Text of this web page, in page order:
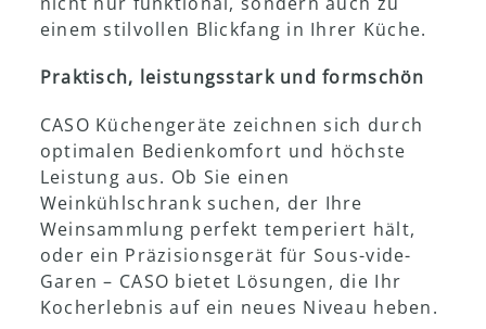
Ausstellungsraum
einem stilvollen Blickfang in Ihrer Küche.
Praktisch, leistungsstark und formschön
CASO Küchengeräte zeichnen sich durch
optimalen Bedienkomfort und höchste
Leistung aus. Ob Sie einen
Weinkühlschrank suchen, der Ihre
Weinsammlung perfekt temperiert hält,
oder ein Präzisionsgerät für Sous-vide-
Garen – CASO bietet Lösungen, die Ihr
Kocherlebnis auf ein neues Niveau heben.